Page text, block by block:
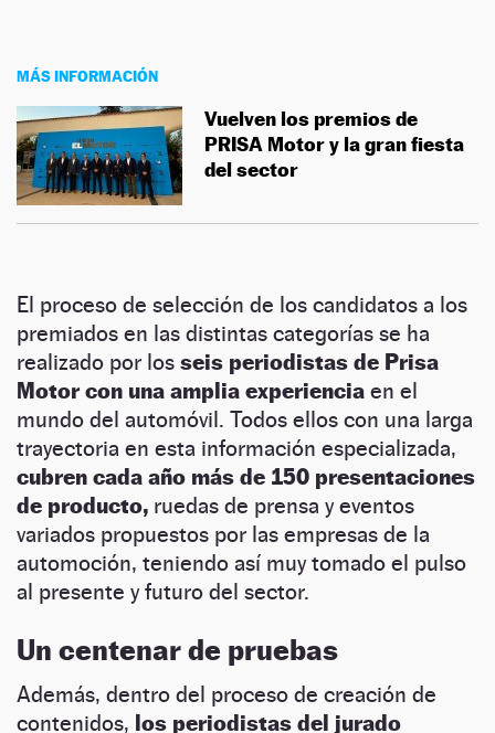
MÁS INFORMACIÓN
Vuelven los premios de
PRISA Motor y la gran fiesta
del sector
El proceso de selección de los candidatos a los
premiados en las distintas categorías se ha
realizado por los seis periodistas de Prisa
Motor con una amplia experiencia en el
mundo del automóvil. Todos ellos con una larga
trayectoria en esta información especializada,
cubren cada año más de 150 presentaciones
de producto, ruedas de prensa y eventos
variados propuestos por las empresas de la
automoción, teniendo así muy tomado el pulso
al presente y futuro del sector.
Un centenar de pruebas
Además, dentro del proceso de creación de
contenidos, los periodistas del jurado